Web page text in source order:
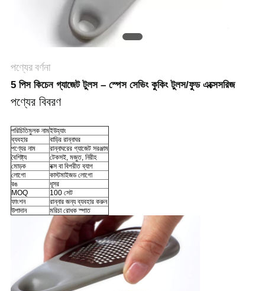
পণ্যের বর্ণনা
5 পিস কিচেন গ্যাজেট টুলস – স্পেস সেভিং কুকিং টুলস/ফুড এক্সেসরিজ
পণ্যের বিবরণ
পরিচিতিমুলক নামইউহ্যাং
ব্যবহার
বাড়ির রান্নাঘর
পণ্যের নাম
রান্নাঘরের গ্যাজেট সরঞ্জাম
বৈশিষ্ট্য
টেকসই, মজুত, নিরীহ
মোড়ক
বক্স বা বিপরীত ব্যাগ
লোগো
কাস্টমাইজড লোগো
রঙ
ধূসর
MOQ
100 সেট
ফাংশন
রান্নার জন্য ব্যবহার করুন
উপাদান
মরিচা রোধক স্পাত